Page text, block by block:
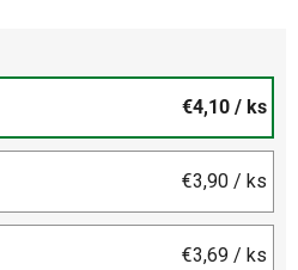
€4,10 / ks
€3,90 / ks
€3,69 / ks